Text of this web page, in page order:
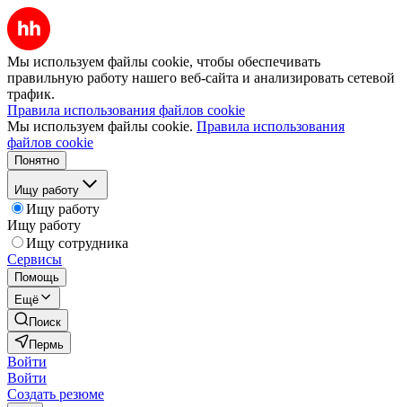
Мы используем файлы cookie, чтобы обеспечивать
правильную работу нашего веб-сайта и анализировать сетевой
трафик.
Правила использования файлов cookie
Мы используем файлы cookie. Правила использования
файлов cookie
Понятно
Ищу работу
Ищу работу
Ищу работу
Ищу сотрудника
Сервисы
Помощь
Ещё
Поиск
Пермь
Войти
Войти
Создать резюме